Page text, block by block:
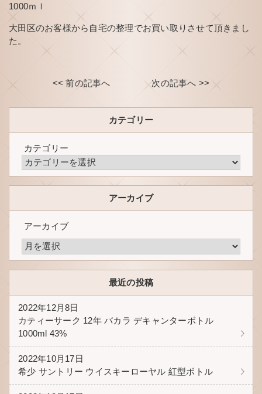
1000ｍｌ
大田区のお客様から自宅の整理でお買い取りさせて頂きまし
た。
<< 前の記事へ 次の記事へ >>
カテゴリー
カテゴリー
アーカイブ
アーカイブ
最近の投稿
2022年12月8日
カティーサーク 12年 バカラ デキャンターボトル
1000ml 43%
2022年10月17日
希少 サントリー ウイスキーローヤル 紅型ボトル